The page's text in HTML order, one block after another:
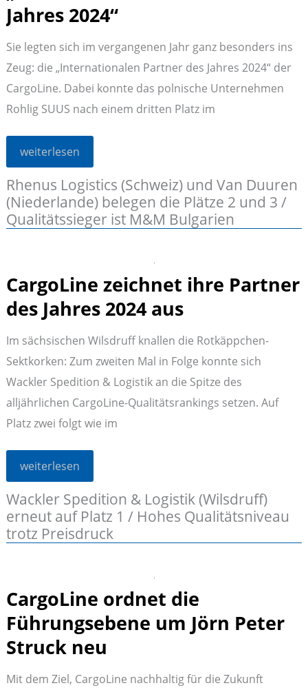
Jahres 2024“
Sie legten sich im vergangenen Jahr ganz besonders ins
Zeug: die „Internationalen Partner des Jahres 2024“ der
CargoLine. Dabei konnte das polnische Unternehmen
Rohlig SUUS nach einem dritten Platz im
Ausgezeichnet!
kürt
Rohlig
SUUS
aus
Polen
zum
2024“
weiterlesen
Rhenus Logistics (Schweiz) und Van Duuren
(Niederlande) belegen die Plätze 2 und 3 /
Qualitätssieger ist M&M Bulgarien
CargoLine zeichnet ihre Partner
des Jahres 2024 aus
Im sächsischen Wilsdruff knallen die Rotkäppchen-
Sektkorken: Zum zweiten Mal in Folge konnte sich
Wackler Spedition & Logistik an die Spitze des
alljährlichen CargoLine-Qualitätsrankings setzen. Auf
Platz zwei folgt wie im
CargoLine
ihre
Partner
des
Jahres
2024
aus
weiterlesen
Wackler Spedition & Logistik (Wilsdruff)
erneut auf Platz 1 / Hohes Qualitätsniveau
trotz Preisdruck
CargoLine ordnet die
Führungsebene um Jörn Peter
Struck neu
Mit dem Ziel, CargoLine nachhaltig für die Zukunft